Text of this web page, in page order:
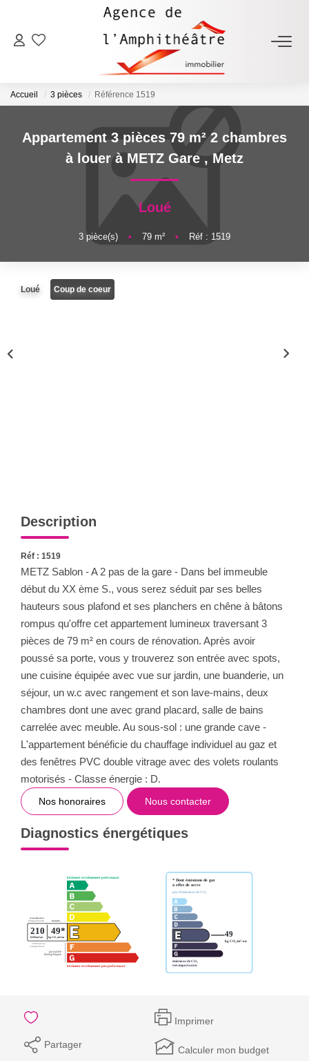
ACHETER
LOUER
ESTIMER
FAIRE GÉRER
NOTRE AGENCE
Accueil 3 pièces Référence 1519
Appartement 3 pièces 79 m² 2 chambres
à louer à METZ Gare,Metz
Loué
3 pièce(s) • 79 m² • Réf : 1519
Loué Coup de coeur
Description
Réf : 1519
METZ Sablon - A 2 pas de la gare - Dans bel immeuble
début du XX ème S., vous serez séduit par ses belles
hauteurs sous plafond et ses planchers en chêne à bâtons
rompus qu'offre cet appartement lumineux traversant 3
pièces de 79 m² en cours de rénovation. Après avoir
poussé sa porte, vous y trouverez son entrée avec spots,
une cuisine équipée avec vue sur jardin, une buanderie, un
séjour, un w.c avec rangement et son lave-mains, deux
chambres dont une avec grand placard, salle de bains
carrelée avec meuble. Au sous-sol : une grande cave -
L'appartement bénéficie du chauffage individuel au gaz et
des fenêtres PVC double vitrage avec des volets roulants
motorisés - Classe énergie : D.
Nos honoraires Nous contacter
Diagnostics énergétiques
Imprimer
Partager Calculer mon budget